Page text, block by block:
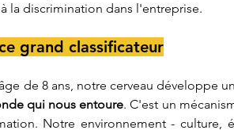
la discrimination dans l'entreprise.
grand classificateur
de 8 ans, notre cerveau développe
qui nous entoure. C'est un
Notre environnement - culture,